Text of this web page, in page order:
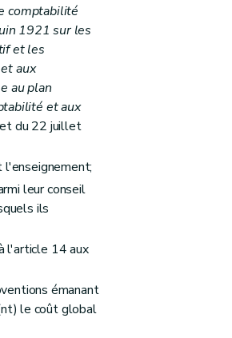
comptabilité
1921 sur les
et les
aux
au plan
et aux
du 22 juillet
l'enseignement;
leur conseil
ils
l'article 14 aux
émanant
le coût global